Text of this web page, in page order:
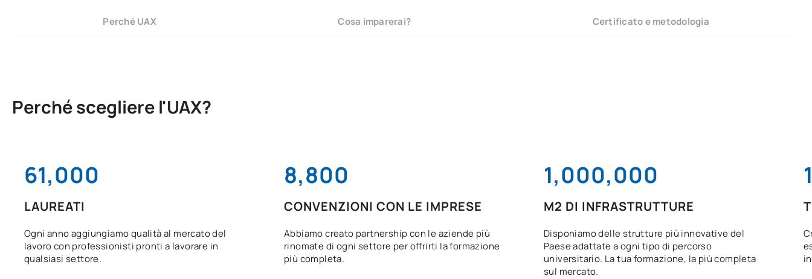
Perché UAX Cosa imparerai? Certificato e metodologia
Perché scegliere l'UAX?
61,000
LAUREATI
Ogni anno aggiungiamo qualità al mercato del
lavoro con professionisti pronti a lavorare in
qualsiasi settore.
8,800
CONVENZIONI CON LE IMPRESE
Abbiamo creato partnership con le aziende più
rinomate di ogni settore per offrirti la formazione
più completa.
1,000,000
M2 DI INFRASTRUTTURE
Disponiamo delle strutture più innovative del
Paese adattate a ogni tipo di percorso
universitario. La tua formazione, la più completa
sul mercato.